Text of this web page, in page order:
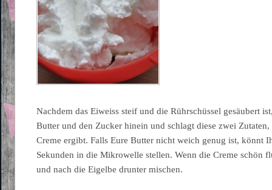
Nachdem das Eiweiss steif und die Rührschüssel gesäubert
Butter und den Zucker hinein und schlagt diese zwei Zutaten,
Creme ergibt. Falls Eure Butter nicht weich genug ist, könnt
Sekunden in die Mikrowelle stellen. Wenn die Creme schön
und nach die Eigelbe drunter mischen.